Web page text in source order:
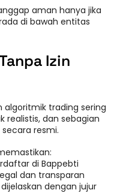
aman hanya jika
di bawah entitas
Izin
algoritmik trading sering
realistis, dan sebagian
secara resmi.
di Bappebti
dan transparan
dengan jujur